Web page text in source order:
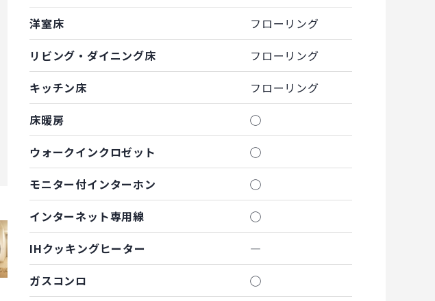
洋室床
フローリング
リビング・ダイニング床
フローリング
キッチン床
フローリング
床暖房
◯
ウォークインクロゼット
◯
モニター付インターホン
◯
インターネット専用線
◯
IHクッキングヒーター
―
ガスコンロ
◯